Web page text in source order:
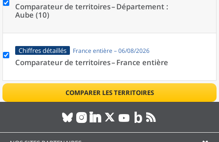
Comparateur de territoires – Département :
Aube (10)
Chiffres détaillés France entière – 06/08/2026
Comparateur de territoires – France entière
COMPARER LES TERRITOIRES